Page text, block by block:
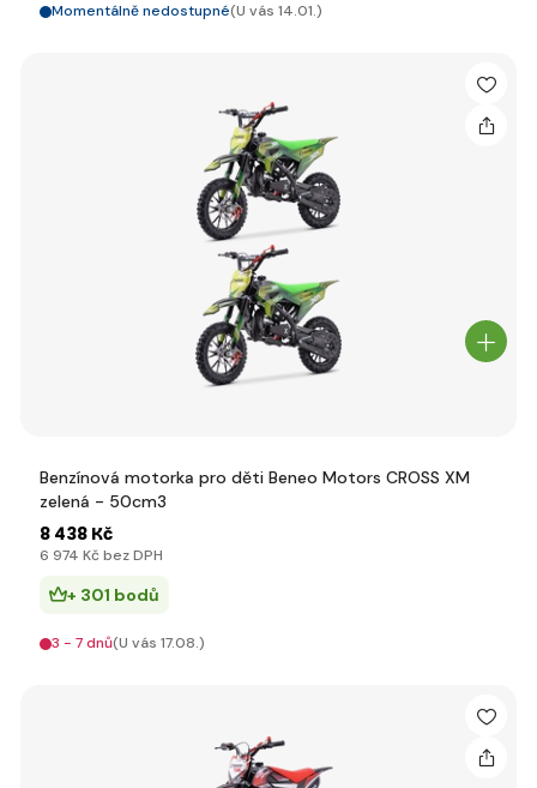
Momentálně nedostupné(U vás 14.01.)
Benzínová motorka pro děti Beneo Motors CROSS XM
zelená - 50cm3
8 438 Kč
6 974 Kč bez DPH
+ 301 bodů
3 - 7 dnů(U vás 17.08.)